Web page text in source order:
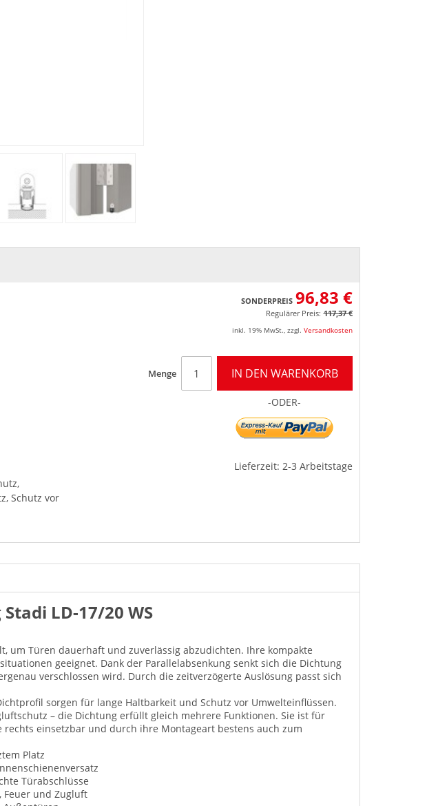
Schutz vor
SONDERPREIS 96,83 €
Regulärer Preis: 117,37 €
inkl. 19% MwSt. zzgl. Versandkosten
Menge IN DEN WARENKORB
-ODER-
Lieferzeit: 2-3 Arbeitstage
LD-17/20 WS
um Türen dauerhaft und zuverlässig abzudichten. Ihre kompakte
geeignet. Dank der Parallelabsenkung senkt sich die Dichtung
verschlossen wird. Durch die zeitverzögerte Auslösung passt sich
sorgen für lange Haltbarkeit und Schutz vor Umwelteinflüssen.
– die Dichtung erfüllt gleich mehrere Funktionen. Sie ist für
einsetzbar und durch ihre Montageart bestens auch zum
Platz
Türabschlüsse
Feuer und Zugluft